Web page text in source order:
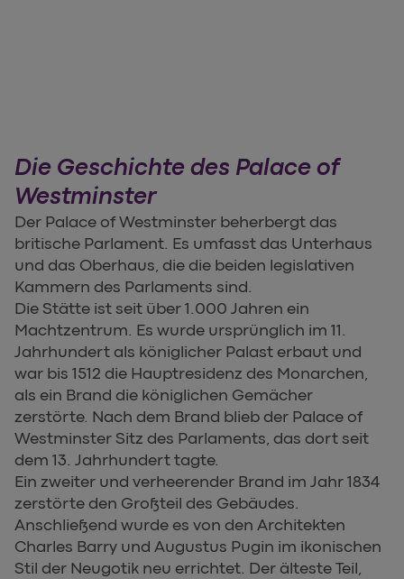
Die Geschichte des Palace of
Westminster
Der Palace of Westminster beherbergt das
britische Parlament. Es umfasst das Unterhaus
und das Oberhaus, die die beiden legislativen
Kammern des Parlaments sind.
Die Stätte ist seit über 1.000 Jahren ein
Machtzentrum. Es wurde ursprünglich im 11.
Jahrhundert als königlicher Palast erbaut und
war bis 1512 die Hauptresidenz des Monarchen,
als ein Brand die königlichen Gemächer
zerstörte. Nach dem Brand blieb der Palace of
Westminster Sitz des Parlaments, das dort seit
dem 13. Jahrhundert tagte.
Ein zweiter und verheerender Brand im Jahr 1834
zerstörte den Großteil des Gebäudes.
Anschließend wurde es von den Architekten
Charles Barry und Augustus Pugin im ikonischen
Stil der Neugotik neu errichtet. Der älteste Teil,